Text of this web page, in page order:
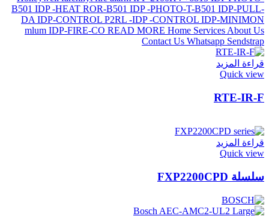
قراءة المزيد
Quick view
RTE-IR-F
قراءة المزيد
Quick view
سلسلة FXP2200CPD